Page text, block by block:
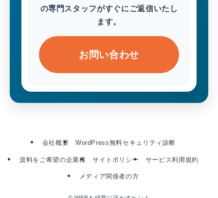
の専門スタッフがすぐにご返信いたし
ます。
お問い合わせ
会社概要 WordPress無料セキュリティ診断
資料をご希望の企業様 サイトポリシー サービス利用規約
メディア関係者の方